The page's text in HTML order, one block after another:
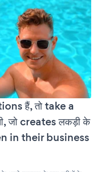
हैं, तो take a
जो creates लकड़ी के
in their business